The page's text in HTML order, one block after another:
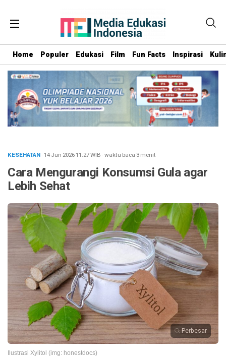
Home Populer Edukasi Film Fun Facts Inspirasi
KESEHATAN· 14 Jun 202611:27WIB ·waktu baca 3 menit
Cara Mengurangi Konsumsi Gula agar
Lebih Sehat
Perbesar
Ilustrasi Xylitol (img: honestdocs)